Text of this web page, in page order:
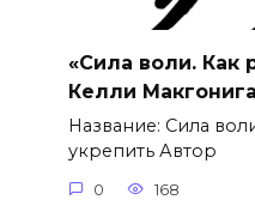
«Сила воли. Как
Келли
Название: Сила
укрепить Автор
0 168